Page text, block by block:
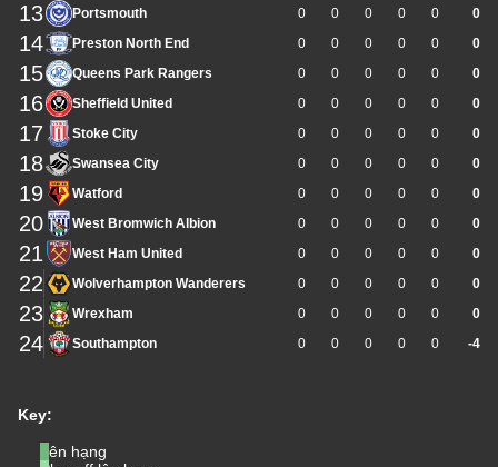
Key:
Lên hạng
13 Portsmouth 0 0 0 0 0 0
14 Preston North End 0 0 0 0 0 0
15 Queens Park Rangers 0 0 0 0 0 0
16 Sheffield United 0 0 0 0 0 0
17 Stoke City 0 0 0 0 0 0
18 Swansea City 0 0 0 0 0 0
19 Watford 0 0 0 0 0 0
20 West Bromwich Albion 0 0 0 0 0 0
21 West Ham United 0 0 0 0 0 0
22 Wolverhampton Wanderers 0 0 0 0 0 0
23 Wrexham 0 0 0 0 0 0
24 Southampton 0 0 0 0 0 -4